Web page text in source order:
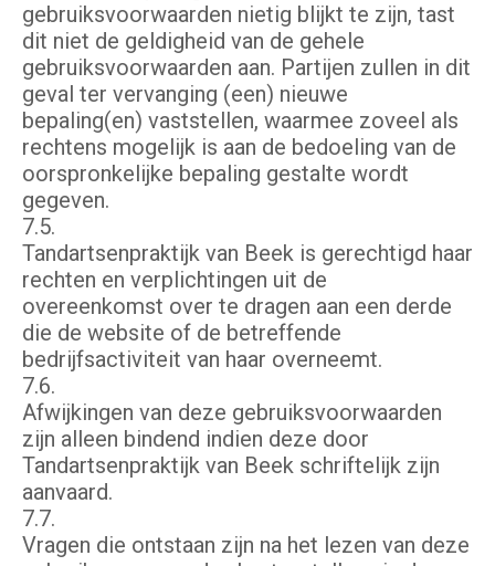
gebruiksvoorwaarden nietig blijkt te zijn, tast
dit niet de geldigheid van de gehele
gebruiksvoorwaarden aan. Partijen zullen in dit
geval ter vervanging (een) nieuwe
bepaling(en) vaststellen, waarmee zoveel als
rechtens mogelijk is aan de bedoeling van de
oorspronkelijke bepaling gestalte wordt
gegeven.
7.5.
Tandartsenpraktijk van Beek is gerechtigd haar
rechten en verplichtingen uit de
overeenkomst over te dragen aan een derde
die de website of de betreffende
bedrijfsactiviteit van haar overneemt.
7.6.
Afwijkingen van deze gebruiksvoorwaarden
zijn alleen bindend indien deze door
Tandartsenpraktijk van Beek schriftelijk zijn
aanvaard.
7.7.
Vragen die ontstaan zijn na het lezen van deze